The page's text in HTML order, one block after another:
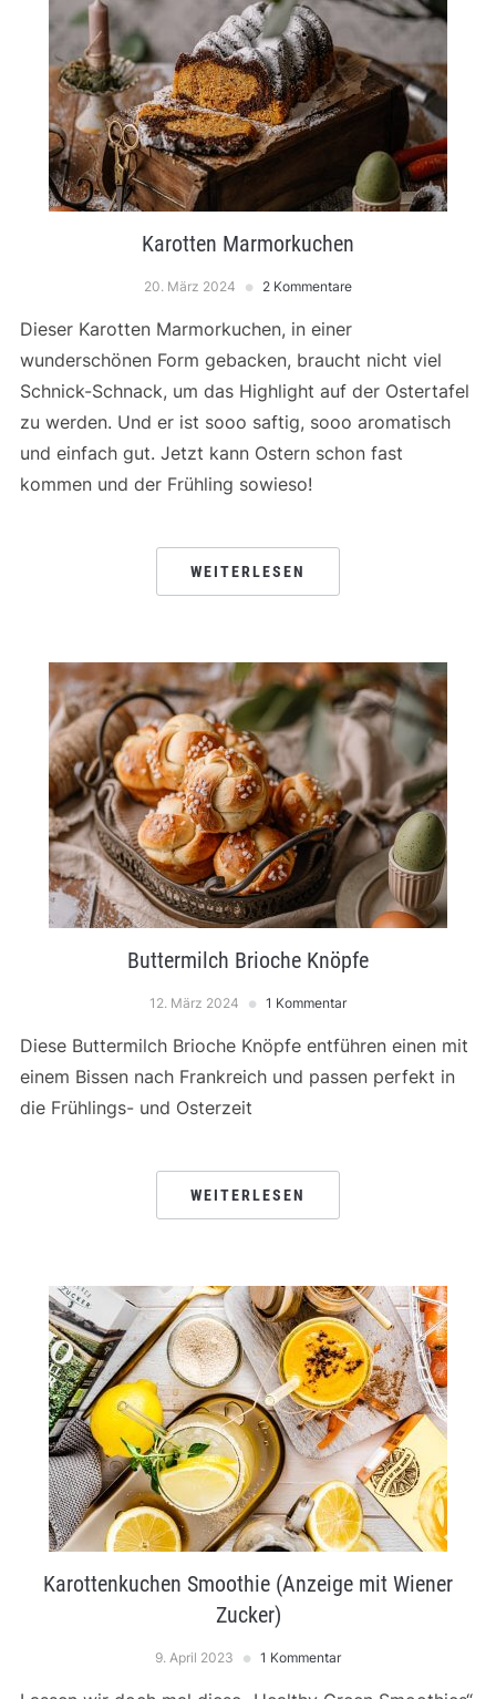
Karotten Marmorkuchen
20. März 2024 2 Kommentare
Dieser Karotten Marmorkuchen, in einer
wunderschönen Form gebacken, braucht nicht viel
Schnick-Schnack, um das Highlight auf der Ostertafel
zu werden. Und er ist sooo saftig, sooo aromatisch
und einfach gut. Jetzt kann Ostern schon fast
kommen und der Frühling sowieso!
WEITERLESEN
Buttermilch Brioche Knöpfe
12. März 2024 1 Kommentar
Diese Buttermilch Brioche Knöpfe entführen einen mit
einem Bissen nach Frankreich und passen perfekt in
die Frühlings- und Osterzeit
WEITERLESEN
Karottenkuchen Smoothie (Anzeige mit Wiener
Zucker)
9. April 2023 1 Kommentar